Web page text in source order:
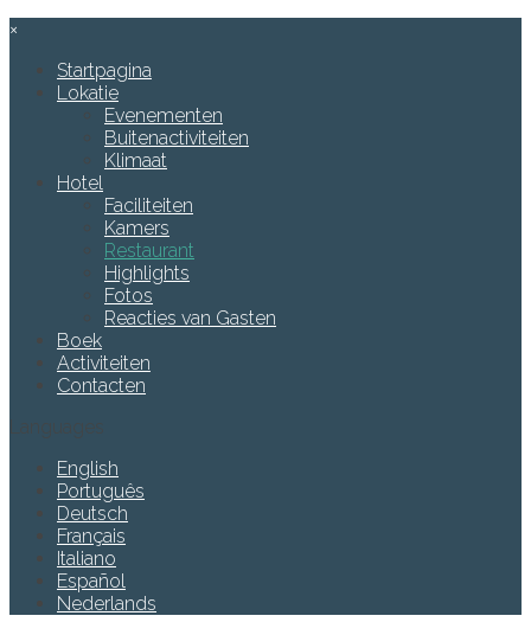
×
Startpagina
Lokatie
Evenementen
Buitenactiviteiten
Klimaat
Hotel
Faciliteiten
Kamers
Restaurant
Highlights
Fotos
Reacties van Gasten
Boek
Activiteiten
Contacten
English
Português
Deutsch
Français
Italiano
Español
Nederlands